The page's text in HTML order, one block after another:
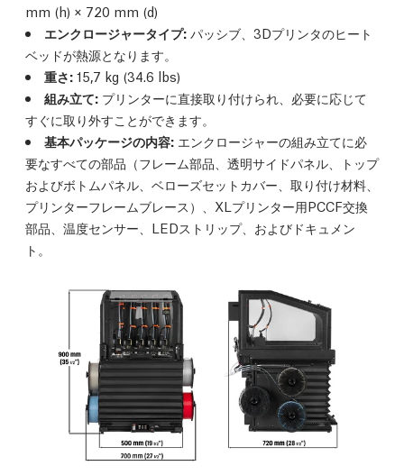
mm (h) × 720 mm (d)
エンクロージャータイプ: パッシブ、3Dプリンタのヒート
ベッドが熱源となります。
重さ: 15,7 kg (34.6 lbs)
組み立て: プリンターに直接取り付けられ、必要に応じて
すぐに取り外すことができます。
基本パッケージの内容: エンクロージャーの組み立てに必
要なすべての部品（フレーム部品、透明サイドパネル、トップ
およびボトムパネル、ベローズセットカバー、取り付け材料、
プリンターフレームブレース）、XLプリンター用PCCF交換
部品、温度センサー、LEDストリップ、およびドキュメン
ト。